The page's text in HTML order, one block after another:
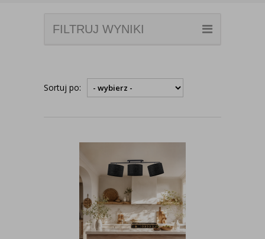
FILTRUJ WYNIKI
Sortuj po: